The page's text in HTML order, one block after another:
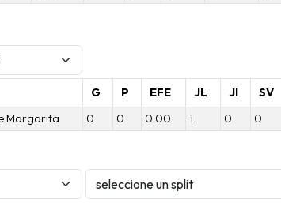
G P EFE JL JI SV
Margarita 0 0 0.00 1 0 0